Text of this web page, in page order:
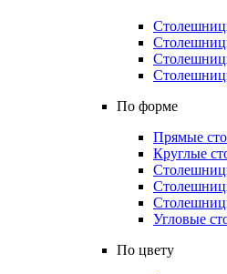
По форме
Прямые
Круглые
Угловые
По цвету